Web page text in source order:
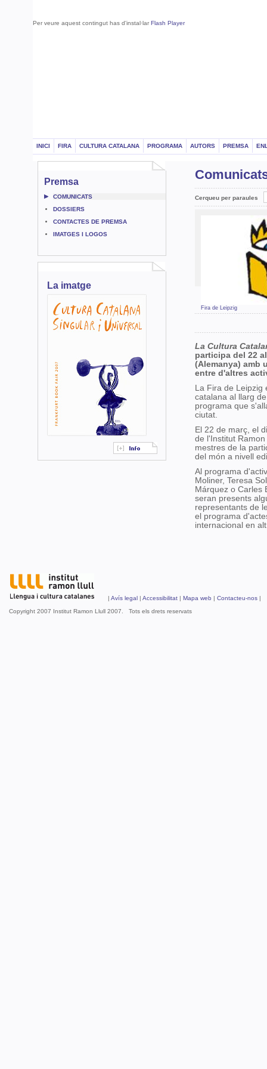
Per veure aquest contingut has d'instal·lar Flash Player
INICI FIRA CULTURA CATALANA PROGRAMA AUTORS PREMSA
Premsa
COMUNICATS
DOSSIERS
CONTACTES DE PREMSA
IMATGES I LOGOS
La imatge
Cerqueu per paraules
Fira de Leipzig
La Cultura
participa del 22
(Alemanya) amb
entre d'altres
La Fira de Leipzig
catalana al llarg
programa que
ciutat.
El 22 de març, el
de l'Institut
mestres de la
del món a nivell
Al programa
Moliner, Teresa
Márquez o Carles
seran presents
representants de
el programa
internacional en
| Avís legal | Accessibilitat | Mapa web | Contacteu-nos |
Copyright 2007 Institut Ramon Llull 2007. Tots els drets reservats